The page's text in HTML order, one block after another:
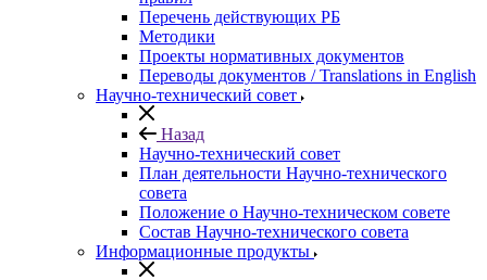
Перечень действующих РБ
Методики
Проекты нормативных документов
Переводы документов / Translations in English
Научно-технический совет
Назад
Научно-технический совет
План деятельности Научно-технического
совета
Положение о Научно-техническом совете
Состав Научно-технического совета
Информационные продукты